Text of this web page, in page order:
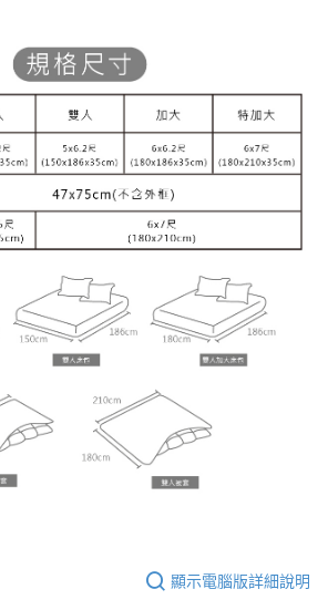
顯示電腦版詳細說明